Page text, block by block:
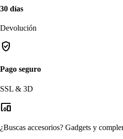
30 días
Devolución
verified_user
Pago seguro
SSL & 3D
devices_other
¿Buscas accesorios? Gadgets y